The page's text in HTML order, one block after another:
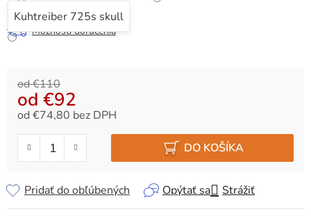
Kuhtreiber 725s skull
Zvoľte variant
Možnosti doručenia
od €110
od €92
od €74,80 bez DPH
DO KOŠÍKA
Opýtať sa Strážiť
Pridať do obľúbených